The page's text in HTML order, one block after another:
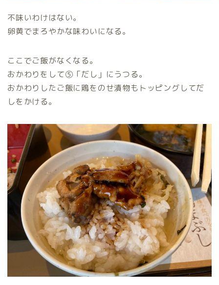
不味いわけはない。
卵黄でまろやかな味わいになる。
ここでご飯がなくなる。
おかわりをして⑤「だし」にうつる。
おかわりしたご飯に鶏をのせ漬物もトッピングしてだ
しをかける。